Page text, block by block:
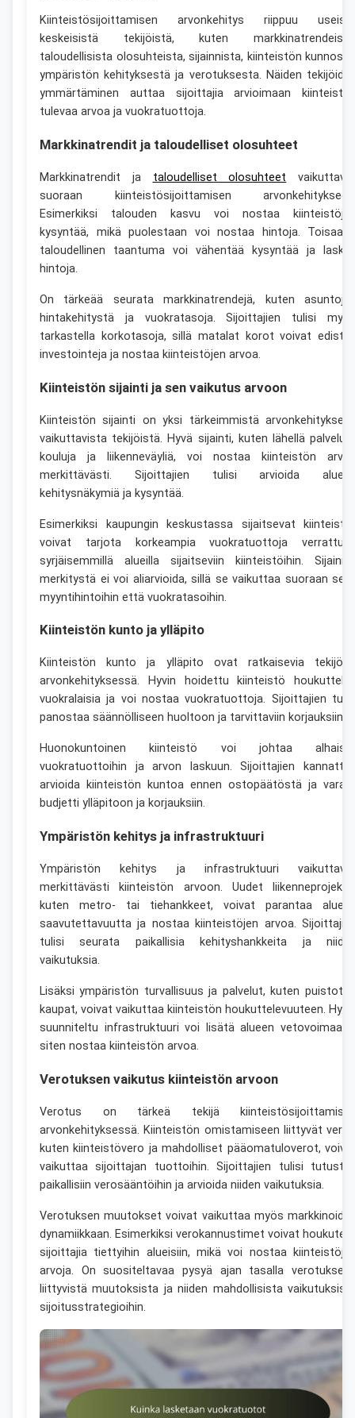
Kiinteistösijoittamisen arvonkehitys riippuu
keskeisistä tekijöistä, kuten
taloudellisista olosuhteista, sijainnista, kiinteistön
ympäristön kehityksestä ja verotuksesta. Näiden
ymmärtäminen auttaa sijoittajia arvioimaan
tulevaa arvoa ja vuokratuottoja.
Markkinatrendit ja taloudelliset olosuhteet
Markkinatrendit ja taloudelliset olosuhteet
suoraan kiinteistösijoittamisen
Esimerkiksi talouden kasvu voi nostaa
kysyntää, mikä puolestaan voi nostaa hintoja.
taloudellinen taantuma voi vähentää kysyntää ja
hintoja.
On tärkeää seurata markkinatrendejä, kuten
hintakehitystä ja vuokratasoja. Sijoittajien tulisi
tarkastella korkotasoja, sillä matalat korot voivat
investointeja ja nostaa kiinteistöjen arvoa.
Kiinteistön sijainti ja sen vaikutus arvoon
Kiinteistön sijainti on yksi tärkeimmistä
vaikuttavista tekijöistä. Hyvä sijainti, kuten lähellä
kouluja ja liikenneväyliä, voi nostaa kiinteistön
merkittävästi. Sijoittajien tulisi arvioida
kehitysnäkymiä ja kysyntää.
Esimerkiksi kaupungin keskustassa sijaitsevat
voivat tarjota korkeampia vuokratuottoja
syrjäisemmillä alueilla sijaitseviin kiinteistöihin.
merkitystä ei voi aliarvioida, sillä se vaikuttaa suoraan
myyntihintoihin että vuokratasoihin.
Kiinteistön kunto ja ylläpito
Kiinteistön kunto ja ylläpito ovat ratkaisevia
arvonkehityksessä. Hyvin hoidettu kiinteistö
vuokralaisia ja voi nostaa vuokratuottoja. Sijoittajien
panostaa säännölliseen huoltoon ja tarvittaviin korjauksiin.
Huonokuntoinen kiinteistö voi johtaa
vuokratuottoihin ja arvon laskuun. Sijoittajien
arvioida kiinteistön kuntoa ennen ostopäätöstä ja
budjetti ylläpitoon ja korjauksiin.
Ympäristön kehitys ja infrastruktuuri
Ympäristön kehitys ja infrastruktuuri
merkittävästi kiinteistön arvoon. Uudet
kuten metro- tai tiehankkeet, voivat parantaa
saavutettavuutta ja nostaa kiinteistöjen arvoa.
tulisi seurata paikallisia kehityshankkeita ja
vaikutuksia.
Lisäksi ympäristön turvallisuus ja palvelut, kuten puistot
kaupat, voivat vaikuttaa kiinteistön houkuttelevuuteen.
suunniteltu infrastruktuuri voi lisätä alueen vetovoimaa
siten nostaa kiinteistön arvoa.
Verotuksen vaikutus kiinteistön arvoon
Verotus on tärkeä tekijä
arvonkehityksessä. Kiinteistön omistamiseen liittyvät
kuten kiinteistövero ja mahdolliset pääomatuloverot,
vaikuttaa sijoittajan tuottoihin. Sijoittajien tulisi
paikallisiin verosääntöihin ja arvioida niiden vaikutuksia.
Verotuksen muutokset voivat vaikuttaa myös
dynamiikkaan. Esimerkiksi verokannustimet voivat
sijoittajia tiettyihin alueisiin, mikä voi nostaa
arvoja. On suositeltavaa pysyä ajan tasalla
liittyvistä muutoksista ja niiden mahdollisista
sijoitusstrategioihin.